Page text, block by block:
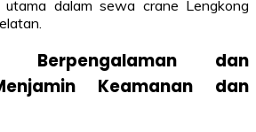
utama dalam sewa crane Lengkong
Berpengalaman dan
Keamanan dan